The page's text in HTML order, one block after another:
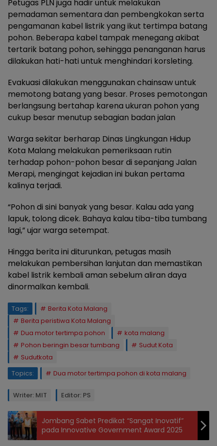
Petugas PLN juga hadir untuk melakukan
pemadaman sementara dan pembengkokan serta
pengamanan kabel listrik yang ikut tertimpa batang
pohon. Beberapa kabel tampak menegang akibat
tertarik batang pohon, sehingga penanganan harus
dilakukan hati-hati untuk menghindari korsleting.
Evakuasi dilakukan menggunakan chainsaw untuk
memotong batang yang besar. Proses pemotongan
berlangsung bertahap karena ukuran pohon yang
cukup besar menutup sebagian badan jalan
Warga sekitar berharap Dinas Lingkungan Hidup
Kota Malang melakukan pemeriksaan rutin
terhadap pohon-pohon besar di sepanjang Jalan
Merapi, mengingat kejadian ini bukan pertama
kalinya terjadi.
“Pohon di sini banyak yang besar. Kalau ada yang
lapuk, tolong dicek. Bahaya kalau tiba-tiba tumbang
lagi,” ujar warga setempat.
Hingga berita ini diturunkan, petugas masih
melakukan pembersihan lanjutan dan memastikan
kabel listrik kembali aman sebelum aliran daya
dinormalkan kembali.
Tags:
Berita Kota Malang
Berita peristiwa Kota Malang
Dua motor tertimpa pohon
kota malang
Pohon beringin besar tumbang
Sudut Kota
Sudutkota
Topics:
Dua motor tertimpa pohon di kota malang
Writer: MIT Editor: PS
Jombang Sabet Predikat “Sangat Inovatif”
pada Innovative Government Award 2025